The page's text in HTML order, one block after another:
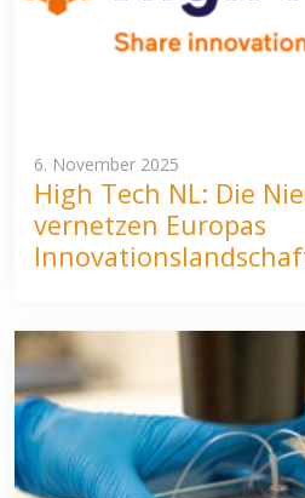
6. November 2025
High Tech NL: Die
vernetzen Europas